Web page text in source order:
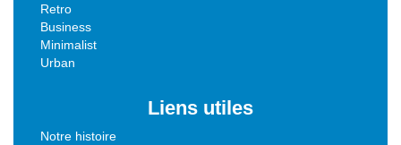
Retro
Business
Minimalist
Urban
Liens utiles
Notre histoire